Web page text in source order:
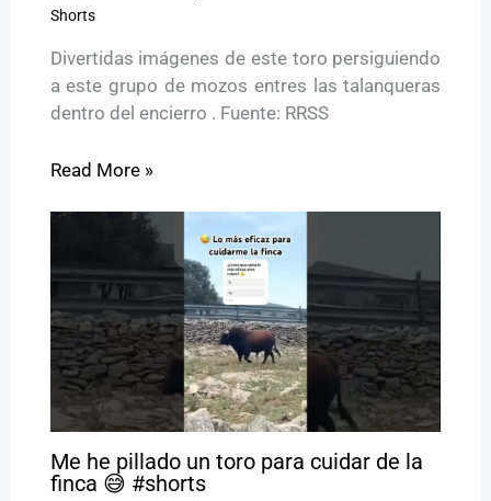
Shorts
Divertidas imágenes de este toro persiguiendo
a este grupo de mozos entres las talanqueras
dentro del encierro . Fuente: RRSS
Read More »
Me he pillado un toro para cuidar de la
finca 😅 #shorts